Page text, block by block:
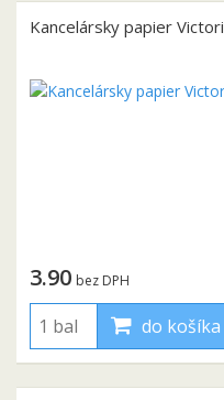
Kancelársky papier
3.90 bez DPH
do košíka